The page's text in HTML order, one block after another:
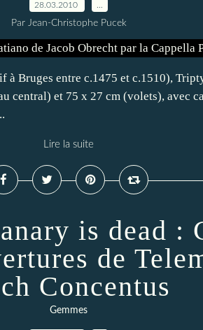
28.03.2010
Par Jean-Christophe Pucek
à Bruges entre c.1475 et c.1510),
central) et 75 x 27 cm (volets), avec
Lire la suite
is dead :
de
Concentus
Gemmes